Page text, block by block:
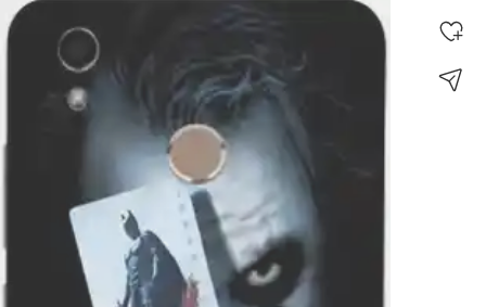
Key Highlights